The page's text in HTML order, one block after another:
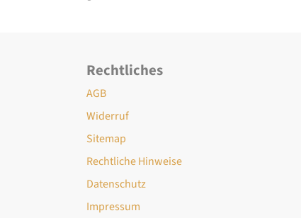
Rechtliches
AGB
Widerruf
Sitemap
Rechtliche Hinweise
Datenschutz
Impressum